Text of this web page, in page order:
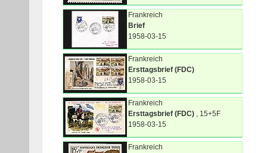
Frankreich
Brief
1958-03-15
Frankreich
Ersttagsbrief (FDC)
1958-03-15
Frankreich
Ersttagsbrief (FDC) , 15+5F
1958-03-15
Frankreich